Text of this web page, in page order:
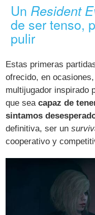
Un Resident
de ser tenso,
pulir
Estas primeras
ofrecido, en
multijugador inspirado
que seacapaz de
sintamos
definitiva, ser un
cooperativo y